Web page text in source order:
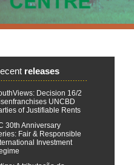
releases
Decision 16/2
UNCBD
of Justifiable Rents
30th Anniversary
Fair & Responsible
Investment